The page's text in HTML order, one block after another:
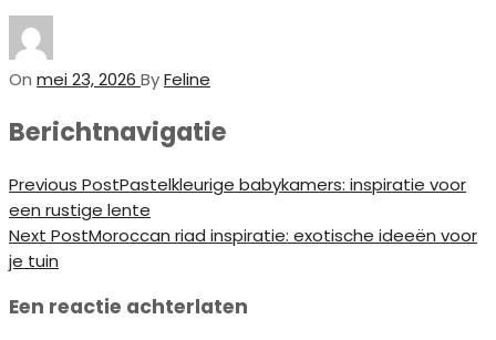
On mei 23, 2026 ByFeline
Berichtnavigatie
Previous PostPastelkleurige babykamers: inspiratie voor
een rustige lente
Next PostMoroccan riad inspiratie: exotische ideeën voor
je tuin
Een reactie achterlaten